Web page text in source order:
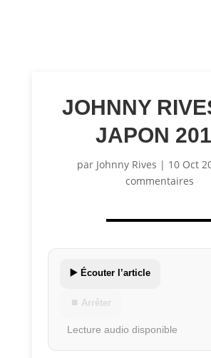
JOHNNY
JAPON
par Johnny Rives | 10 Oct
commentaires
▶️ Écouter l’article
⏹ Arrêter
Lecture audio disponible